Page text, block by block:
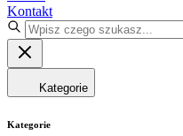
Kontakt
Kategorie
Kategorie